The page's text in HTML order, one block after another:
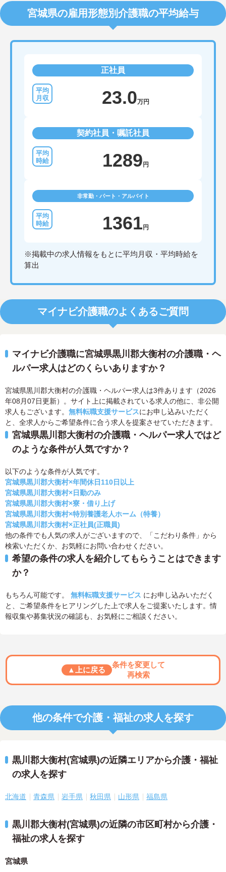
宮城県の雇用形態別介護職の平均給与
正社員
23.0万円
契約社員・嘱託社員
1289 円
非常勤・パート・アルバイト
1361 円
※掲載中の求人情報をもとに平均月収・平均時給を
算出
マイナビ介護職のよくあるご質問
マイナビ介護職に宮城県黒川郡大衡村の介護職・ヘ
ルパー求人はどのくらいありますか？
宮城県黒川郡大衡村の介護職・ヘルパー求人は3件あります（2026
年08月07日更新）。サイト上に掲載されている求人の他に、非公開
求人もございます。 無料転職支援サービスにお申し込みいただく
と、全求人からご希望条件に合う求人を提案させていただきます。
宮城県黒川郡大衡村の介護職・ヘルパー求人ではど
のような条件が人気ですか？
以下のような条件が人気です。
宮城県黒川郡大衡村×年間休日110日以上
宮城県黒川郡大衡村×日勤のみ
宮城県黒川郡大衡村×寮・借り上げ
宮城県黒川郡大衡村×特別養護老人ホーム（特養）
宮城県黒川郡大衡村×正社員(正職員)
他の条件でも人気の求人がございますので、「こだわり条件」から
検索いただくか、お気軽にお問い合わせください。
希望の条件の求人を紹介してもらうことはできます
か？
もちろん可能です。 無料転職支援サービス にお申し込みいただく
と、ご希望条件をヒアリングした上で求人をご提案いたします。情
報収集や募集状況の確認も、お気軽にご相談ください。
▲上に戻る
条件を変更して
再検索
他の条件で介護・福祉の求人を探す
黒川郡大衡村(宮城県)の近隣エリアから介護・福祉
の求人を探す
北海道 青森県 岩手県 秋田県 山形県 福島県
黒川郡大衡村(宮城県)の近隣の市区町村から介護・
福祉の求人を探す
宮城県